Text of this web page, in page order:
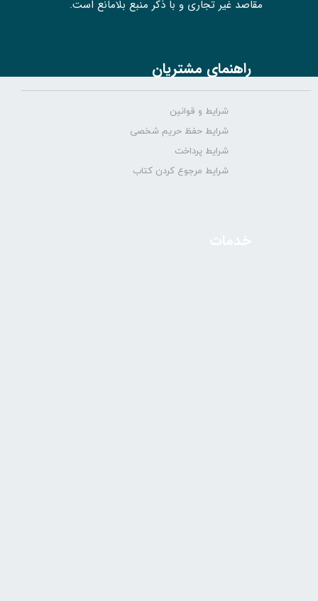
مقاصد غیر تجاری و با ذکر منبع بلامانع است.
راهنمای مشتریان
شرایط و قوانین
شرایط حفظ حریم شخصی
شرایط پرداخت
شرایط مرجوع کردن کتاب